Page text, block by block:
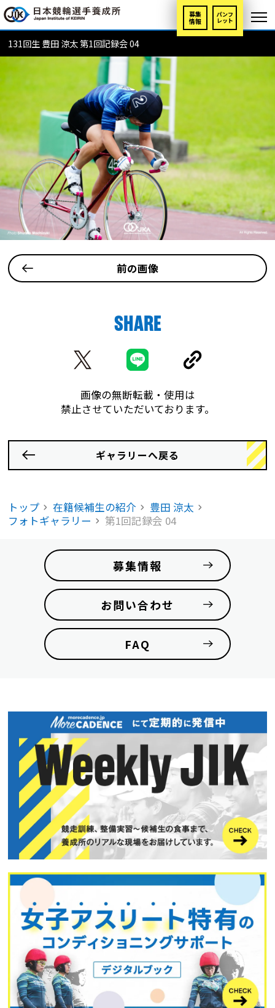
募集
情報
パンフ
レット
131回生 豊田 涼太 第1回記録会 04
前の画像
SHARE
画像の無断転載・使用は
禁止させていただいております。
ギャラリーへ戻る
トップ 在籍候補生の紹介
豊田 涼太
フォトギャラリー
第1回記録会 04
募集情報
お問い合わせ
FAQ